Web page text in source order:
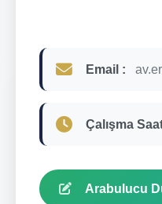
Email :
Çalışma
Arabulucu